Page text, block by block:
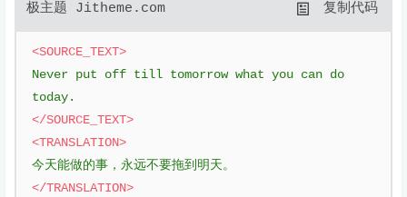
极主题 Jitheme.com 复制代码
<SOURCE_TEXT>
Never put off till tomorrow what you can do
today.
</SOURCE_TEXT>
<TRANSLATION>
今天能做的事，永远不要拖到明天。
</TRANSLATION>